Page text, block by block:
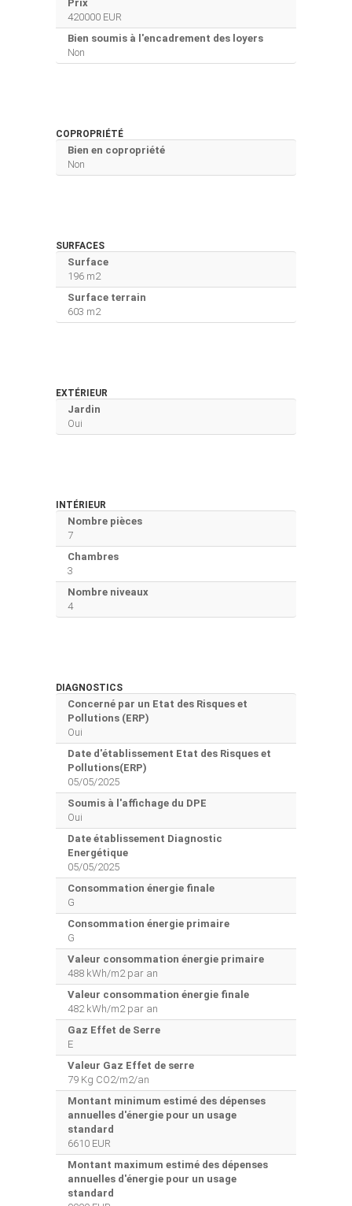
Prix
420000 EUR
Bien soumis à l'encadrement des loyers
Non
COPROPRIÉTÉ
Bien en copropriété
Non
SURFACES
Surface
196 m2
Surface terrain
603 m2
EXTÉRIEUR
Jardin
Oui
INTÉRIEUR
Nombre pièces
7
Chambres
3
Nombre niveaux
4
DIAGNOSTICS
Concerné par un Etat des Risques et
Pollutions (ERP)
Oui
Date d'établissement Etat des Risques et
Pollutions(ERP)
05/05/2025
Soumis à l'affichage du DPE
Oui
Date établissement Diagnostic
Energétique
05/05/2025
Consommation énergie finale
G
Consommation énergie primaire
G
Valeur consommation énergie primaire
488 kWh/m2 par an
Valeur consommation énergie finale
482 kWh/m2 par an
Gaz Effet de Serre
E
Valeur Gaz Effet de serre
79 Kg CO2/m2/an
Montant minimum estimé des dépenses
annuelles d'énergie pour un usage
standard
6610 EUR
Montant maximum estimé des dépenses
annuelles d'énergie pour un usage
standard